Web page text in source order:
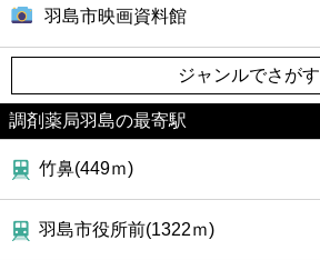
公共
羽島市映画資料館
ジャンルでさがす
調剤薬局羽島の最寄駅
竹鼻(449ｍ)
羽島市役所前(1322ｍ)